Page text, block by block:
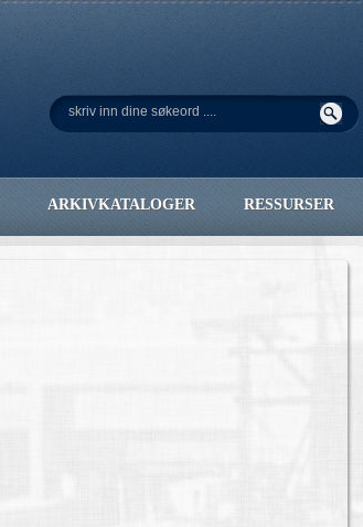
ARKIVKATALOGER RESSURSER